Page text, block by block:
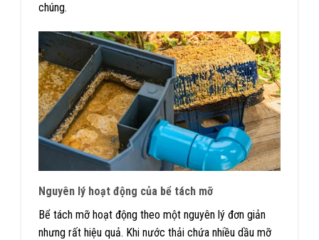
chúng.
Nguyên lý hoạt động của bể tách mỡ
Bể tách mỡ hoạt động theo một nguyên lý đơn giản
nhưng rất hiệu quả. Khi nước thải chứa nhiều dầu mỡ